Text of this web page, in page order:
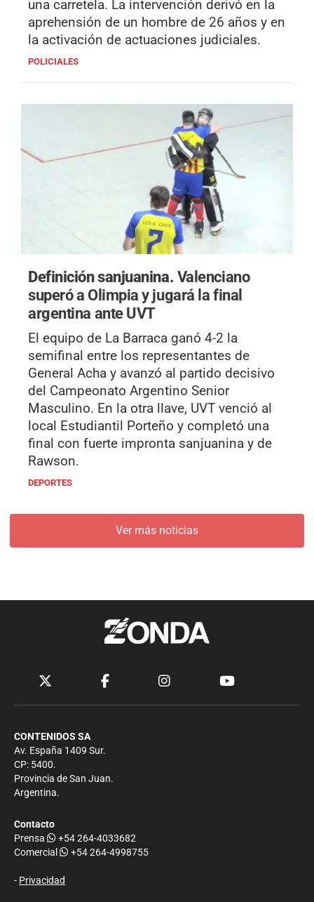
una carretela. La intervención derivó en la
aprehensión de un hombre de 26 años y en
la activación de actuaciones judiciales.
POLICIALES
Definición sanjuanina. Valenciano
superó a Olimpia y jugará la final
argentina ante UVT
El equipo de La Barraca ganó 4-2 la
semifinal entre los representantes de
General Acha y avanzó al partido decisivo
del Campeonato Argentino Senior
Masculino. En la otra llave, UVT venció al
local Estudiantil Porteño y completó una
final con fuerte impronta sanjuanina y de
Rawson.
DEPORTES
Ver más noticias
CONTENIDOS SA
Av. España 1409 Sur.
CP: 5400.
Provincia de San Juan.
Argentina.
Contacto
Prensa
+54 264-4033682
Comercial
+54 264-4998755
- Privacidad